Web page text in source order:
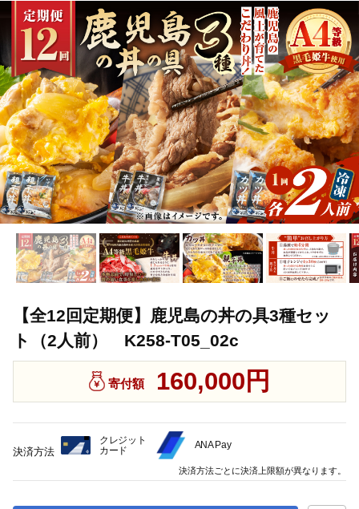
【全12回定期便】鹿児島の丼の具3種セット
TOP 豚肉 【全12回定期便】鹿児島の丼の具3種セット
鶏肉 【全12回定期便】鹿児島の丼の具3種セット
TOP 定期便 【全12回定期便】鹿児島の丼の具3種セット（2人
【全12回定期便】鹿児島の丼の具3種セッ
ト（2人前） K258-T05_02c
寄付額 160,000円
決済方法
クレジット
カード
ANA Pay
決済方法ごとに決済上限額が異なります。